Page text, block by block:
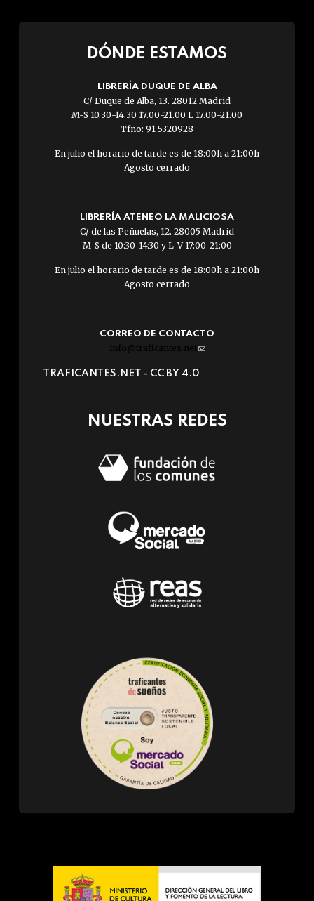
DÓNDE ESTAMOS
LIBRERÍA DUQUE DE ALBA
C/ Duque de Alba, 13. 28012 Madrid
M-S 10.30-14.30 17.00-21.00 L 17.00-21.00
Tfno: 91 5320928
En julio el horario de tarde es de 18:00h a 21:00h
Agosto cerrado
LIBRERÍA ATENEO LA MALICIOSA
C/ de las Peñuelas, 12. 28005 Madrid
M-S de 10:30-14:30 y L-V 17:00-21:00
En julio el horario de tarde es de 18:00h a 21:00h
Agosto cerrado
CORREO DE CONTACTO
info@traficantes.net (link
e-
TRAFICANTES.NET - CC BY 4.0
NUESTRAS REDES